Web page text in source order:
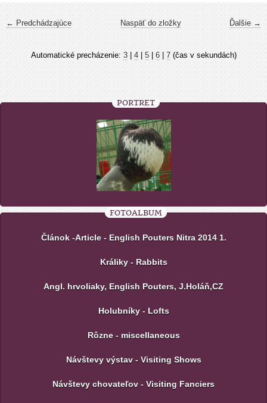
← Predchádzajúce Ďalšie →
Naspäť do zložky
Automatické precházenie: 3| 4| 5| 6| 7(čas v sekundách)
PORTRÉT
FOTOALBUM
Článok -Article - English Pouters Nitra 2014 1.
Králiky - Rabbits
Angl. hrvoliaky, English Pouters, J.Holáň,CZ
Holubníky - Lofts
Rôzne - miscellaneous
Návštevy výstav - Visiting Shows
Návštevy chovateľov - Visiting Fanciers